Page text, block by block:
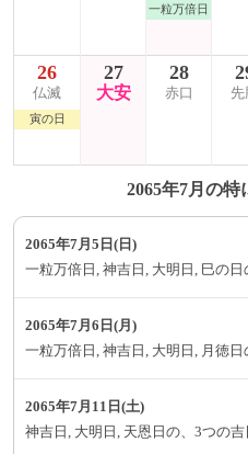
一粒万倍日
26
仏滅
寅の日
27
大安
28
赤口 先
2065年7月の特
2065年7月5日(日)
一粒万倍日, 神吉日, 大明日, 巳の
2065年7月6日(月)
一粒万倍日, 神吉日, 大明日, 月徳
2065年7月11日(土)
神吉日, 大明日, 天恩日の、3つの吉